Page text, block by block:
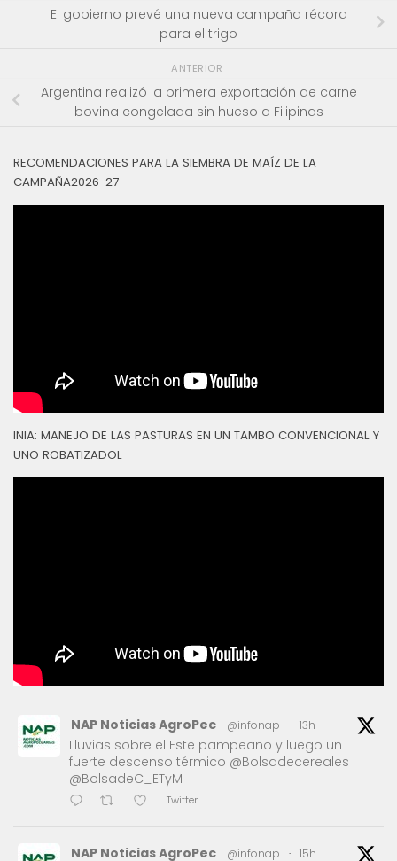
El gobierno prevé una nueva campaña récord
para el trigo
ANTERIOR
Argentina realizó la primera exportación de carne
bovina congelada sin hueso a Filipinas
RECOMENDACIONES PARA LA SIEMBRA DE MAÍZ DE LA
CAMPAÑA2026-27
INIA: MANEJO DE LAS PASTURAS EN UN TAMBO CONVENCIONAL Y
UNO ROBATIZADOL
NAP Noticias AgroPec @infonap · 13h
Lluvias sobre el Este pampeano y luego un
fuerte descenso térmico @Bolsadecereales
@BolsadeC_ETyM
Twitter
NAP Noticias AgroPec @infonap · 15h